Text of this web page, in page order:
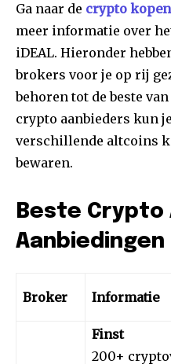
Ga naar de crypto
meer informatie over
iDEAL. Hieronder
brokers voor je op rij
behoren tot de beste
crypto aanbieders kun
verschillende altcoins
bewaren.
Beste Crypto
Aanbiedingen
Broker Informatie
Finst
200+